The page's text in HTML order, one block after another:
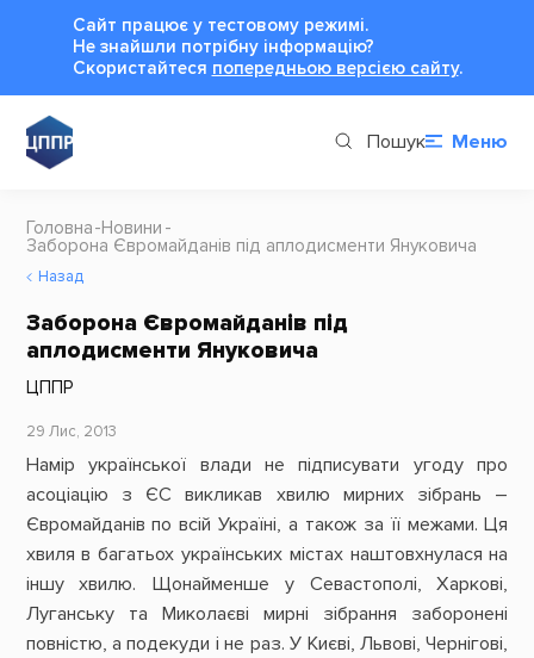
Сайт працює у тестовому режимі.
Не знайшли потрібну інформацію?
Cкористайтеся попередньою версією сайту.
Пошук Меню
Головна Новини
Заборона Євромайданів під аплодисменти Януковича
Назад
Заборона Євромайданів під
аплодисменти Януковича
ЦППР
29 Лис, 2013
Намір української влади не підписувати угоду про
асоціацію з ЄС викликав хвилю мирних зібрань –
Євромайданів по всій Україні, а також за її межами. Ця
хвиля в багатьох українських містах наштовхнулася на
іншу хвилю. Щонайменше у Севастополі, Харкові,
Луганську та Миколаєві мирні зібрання заборонені
повністю, а подекуди і не раз. У Києві, Львові, Чернігові,